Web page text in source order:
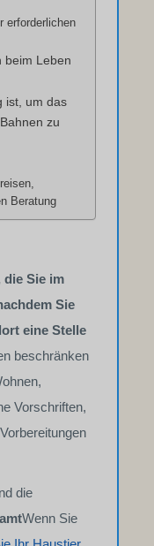
erforderlichen
beim Leben
ist, um das
zu
Beratung
die Sie im
Sie
eine Stelle
beschränken
Vorschriften,
die
Wenn Sie